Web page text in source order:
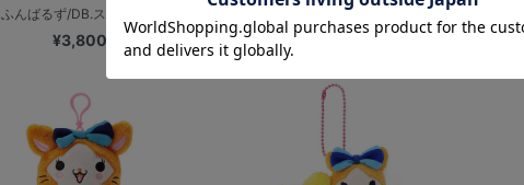
ふんばるず/DB.スターマン
¥3,800
PVCポーチ/DB.キララ